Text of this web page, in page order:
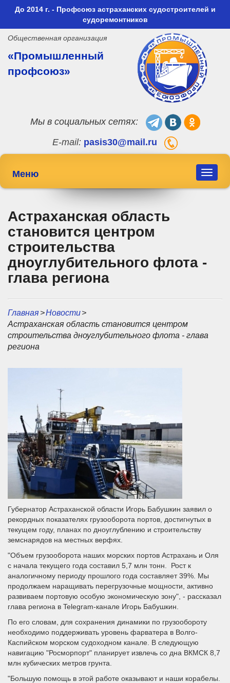
До 2014 г. - Профсоюз астраханских судостроителей и
судоремонтников
Общественная организация
«Промышленный
профсоюз»
Мы в социальных сетях:
E-mail: pasis30@mail.ru
Toggle
Меню
Астраханская область
становится центром
строительства
дноуглубительного флота -
глава региона
Главная>Новости>
Астраханская область становится центром
строительства дноуглубительного флота - глава
региона
Губернатор Астраханской области Игорь Бабушкин заявил о
рекордных показателях грузооборота портов, достигнутых в
текущем году, планах по дноуглублению и строительству
земснарядов на местных верфях.
"Объем грузооборота наших морских портов Астрахань и Оля
с начала текущего года составил 5,7 млн тонн. Рост к
аналогичному периоду прошлого года составляет 39%. Мы
продолжаем наращивать перегрузочные мощности, активно
развиваем портовую особую экономическую зону", - рассказал
глава региона в Telegram-канале Игорь Бабушкин.
По его словам, для сохранения динамики по грузообороту
необходимо поддерживать уровень фарватера в Волго-
Каспийском морском судоходном канале. В следующую
навигацию "Росморпорт" планирует извлечь со дна ВКМСК 8,7
млн кубических метров грунта.
"Большую помощь в этой работе оказывают и наши корабелы.